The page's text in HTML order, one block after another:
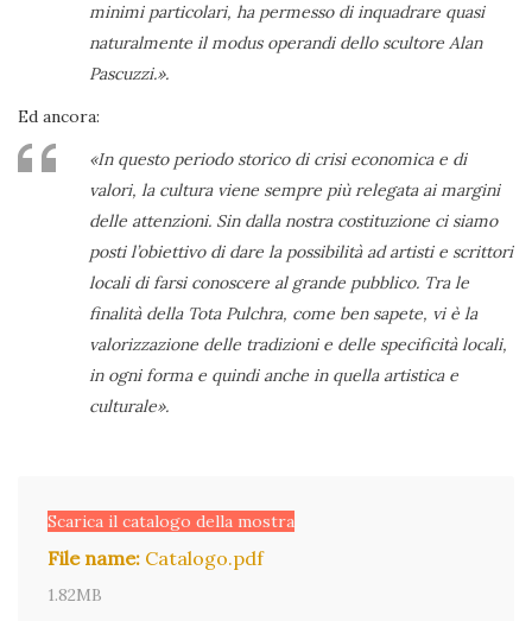
minimi particolari, ha permesso di inquadrare quasi
naturalmente il modus operandi dello scultore Alan
Pascuzzi.».
Ed ancora:
«In questo periodo storico di crisi economica e di
valori, la cultura viene sempre più relegata ai margini
delle attenzioni. Sin dalla nostra costituzione ci siamo
posti l’obiettivo di dare la possibilità ad artisti e scrittori
locali di farsi conoscere al grande pubblico. Tra le
finalità della Tota Pulchra, come ben sapete, vi è la
valorizzazione delle tradizioni e delle specificità locali,
in ogni forma e quindi anche in quella artistica e
culturale».
Scarica il catalogo della mostra
File name: Catalogo.pdf
1.82MB